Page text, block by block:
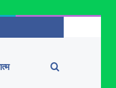
Search